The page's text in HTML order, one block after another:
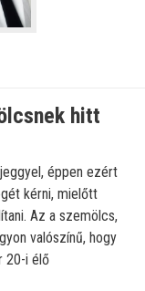
hitt
éppen ezért
kérni, mielőtt
Az a szemölcs,
valószínű, hogy
20-i élő